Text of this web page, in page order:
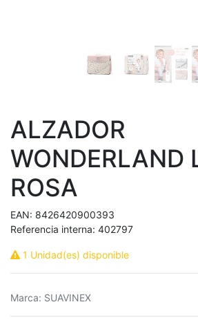
ALZADOR
WONDERLAND
ROSA
EAN: 8426420900393
Referencia interna: 402797
1 Unidad(es) disponible
Marca: SUAVINEX